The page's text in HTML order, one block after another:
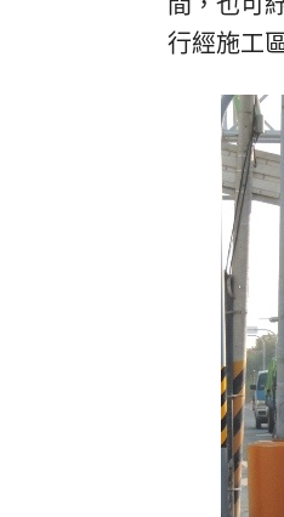
行經施工